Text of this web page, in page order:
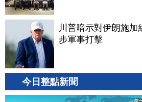
川普暗示對伊朗施加
步軍事打擊
今日整點新聞